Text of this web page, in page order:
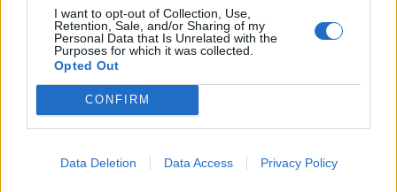
I want to opt-out of Collection, Use,
Retention, Sale, and/or Sharing of my
Personal Data that Is Unrelated with the
Purposes for which it was collected.
Opted Out
CONFIRM
Data Deletion Data Access Privacy Policy
ARTICLES CONNEXES PLUS DE L'AUTEUR
Santé
essentiels des
cardiologues pour
Santé
attention à la pénurie de
lunettes de sécurité
Santé
révolutionnaire pour
combattre le cancer